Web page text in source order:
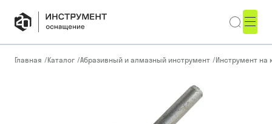
Главная /Каталог /Абразивный и алмазный инструмент /Инструмент на